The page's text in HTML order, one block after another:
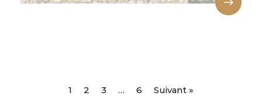
1 2 3 … 6 Suivant »